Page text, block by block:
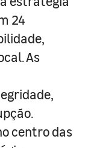
24
As
centro das